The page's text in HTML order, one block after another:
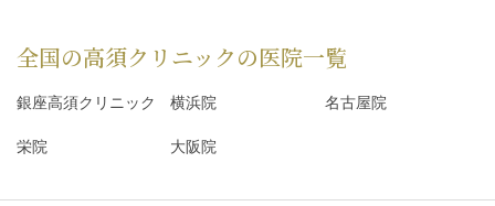
全国の高須クリニックの医院一覧
銀座高須クリニック 横浜院 名古屋院
栄院 大阪院